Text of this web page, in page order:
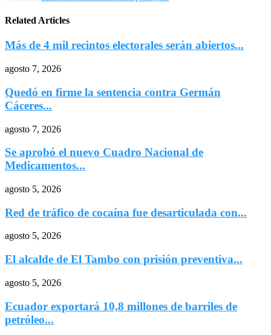
Related Articles
Más de 4 mil recintos electorales serán abiertos...
agosto 7, 2026
Quedó en firme la sentencia contra Germán
Cáceres...
agosto 7, 2026
Se aprobó el nuevo Cuadro Nacional de
Medicamentos...
agosto 5, 2026
Red de tráfico de cocaína fue desarticulada con...
agosto 5, 2026
El alcalde de El Tambo con prisión preventiva...
agosto 5, 2026
Ecuador exportará 10,8 millones de barriles de
petróleo...